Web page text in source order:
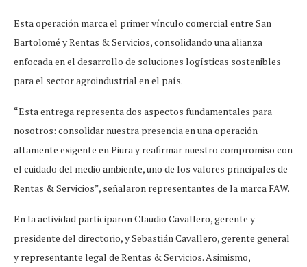
Esta operación marca el primer vínculo comercial entre San
Bartolomé y Rentas & Servicios, consolidando una alianza
enfocada en el desarrollo de soluciones logísticas sostenibles
para el sector agroindustrial en el país.
“Esta entrega representa dos aspectos fundamentales para
nosotros: consolidar nuestra presencia en una operación
altamente exigente en Piura y reafirmar nuestro compromiso con
el cuidado del medio ambiente, uno de los valores principales de
Rentas & Servicios”, señalaron representantes de la marca FAW.
En la actividad participaron Claudio Cavallero, gerente y
presidente del directorio, y Sebastián Cavallero, gerente general
y representante legal de Rentas & Servicios. Asimismo,